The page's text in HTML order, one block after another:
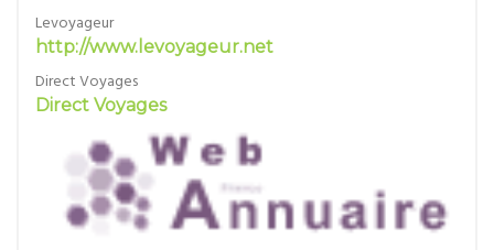
Levoyageur
http://www.levoyageur.net
Direct Voyages
Direct Voyages